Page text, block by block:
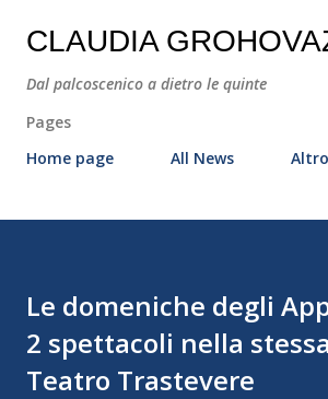
Passa ai contenuti
CLAUDIA
Dal palcoscenico a dietro le quinte
Pages
Home page
All News
Le domeniche degli
2 spettacoli nella
Teatro Trastevere